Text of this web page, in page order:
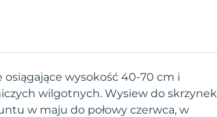
osiągające wysokość 40-70 cm i
wilgotnych. Wysiew do skrzynek
w maju do połowy czerwca, w